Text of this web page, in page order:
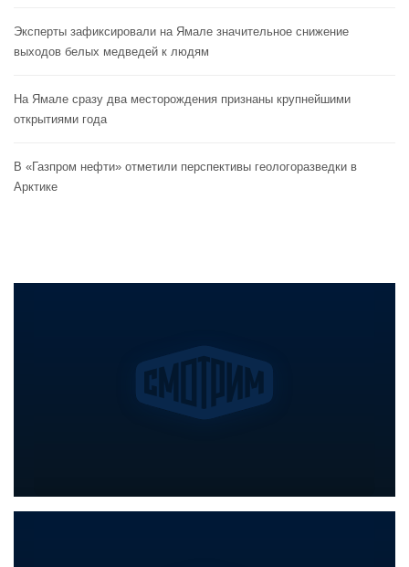
Эксперты зафиксировали на Ямале значительное снижение
выходов белых медведей к людям
На Ямале сразу два месторождения признаны крупнейшими
открытиями года
В «Газпром нефти» отметили перспективы геологоразведки в
Арктике